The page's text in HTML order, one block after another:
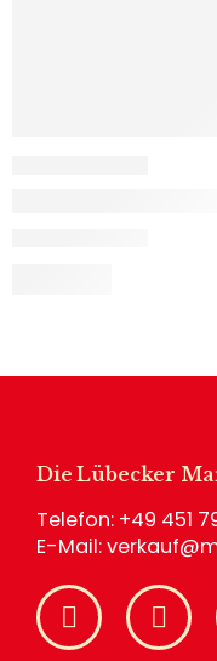
Die Lübecker
Telefon: +49 451
E-Mail: